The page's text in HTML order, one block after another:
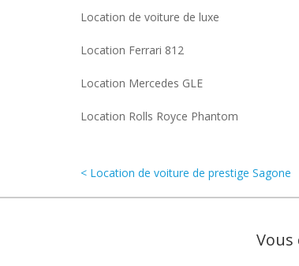
Location de voiture de luxe
Location Ferrari 812
Location Mercedes GLE
Location Rolls Royce Phantom
< Location de voiture de prestige Sagone
Vous